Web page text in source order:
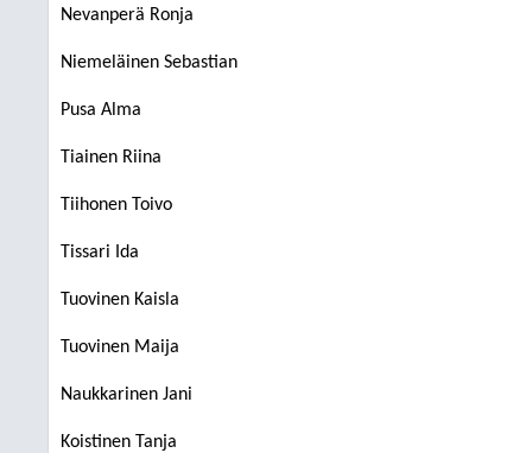
Nevanperä Ronja
Niemeläinen Sebastian
Pusa Alma
Tiainen Riina
Tiihonen Toivo
Tissari Ida
Tuovinen Kaisla
Tuovinen Maija
Naukkarinen Jani
Koistinen Tanja